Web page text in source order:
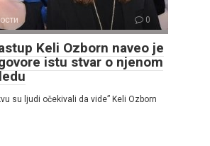
0
Keli Ozborn naveo je
istu stvar o njenom
su ljudi očekivali da vide” Keli Ozborn